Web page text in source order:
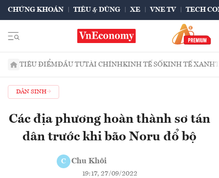
CHỨNG KHOÁN TIÊU & DÙNG XE VNE TV TECH
TIÊU ĐIỂMĐẦU TƯTÀI CHÍNHKINH TẾ SỐKINH TẾ XANH
DÂN SINH
Các địa phương hoàn thành sơ tán
dân trước khi bão Noru đổ bộ
C Chu Khôi
19:17, 27/09/2022